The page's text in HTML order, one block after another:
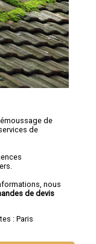
de
de
nous
de devis
: Paris